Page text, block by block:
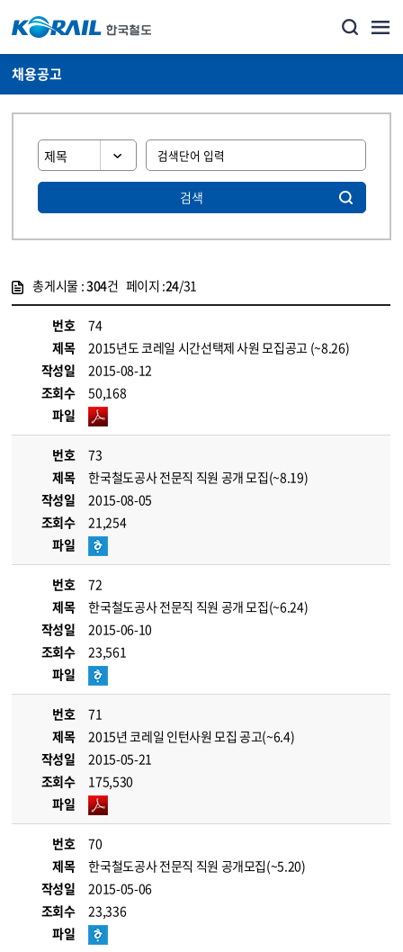
채용공고
검색
총게시물 :304건 페이지 :24/31
번호
74
제목
2015년도 코레일 시간선택제 사원 모집공고 (~8.26)
작성일
2015-08-12
조회수
50,168
파일
번호
73
제목
한국철도공사 전문직 직원 공개 모집(~8.19)
작성일
2015-08-05
조회수
21,254
파일
번호
72
제목
한국철도공사 전문직 직원 공개 모집(~6.24)
작성일
2015-06-10
조회수
23,561
파일
번호
71
제목
2015년 코레일 인턴사원 모집 공고(~6.4)
작성일
2015-05-21
조회수
175,530
파일
번호
70
제목
한국철도공사 전문직 직원 공개모집(~5.20)
작성일
2015-05-06
조회수
23,336
파일